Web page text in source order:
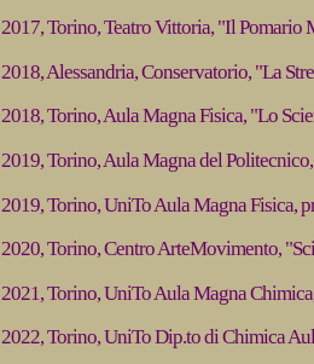
2017, Torino, Teatro Vittoria, "Il Pomario
2018, Alessandria, Conservatorio, "La
2018, Torino, Aula Magna Fisica, "Lo
2019, Torino, Aula Magna del
2019, Torino, UniTo Aula Magna Fisica,
2020, Torino, Centro ArteMovimento,
2021, Torino, UniTo Aula Magna
2022, Torino, UniTo Dip.to di Chimica